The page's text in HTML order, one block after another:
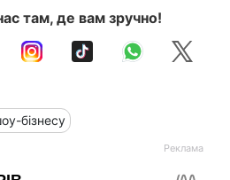
там, де вам зручно!
бізнесу